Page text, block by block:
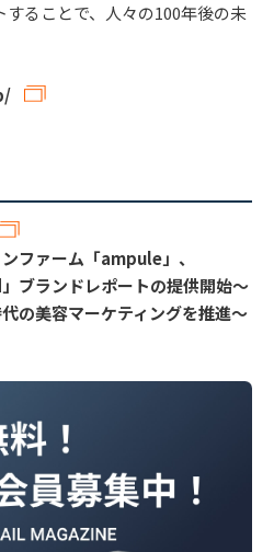
ることで、人々の100年後の未
ファーム「ampule」、
ブランドレポートの提供開始～
の美容マーケティングを推進～